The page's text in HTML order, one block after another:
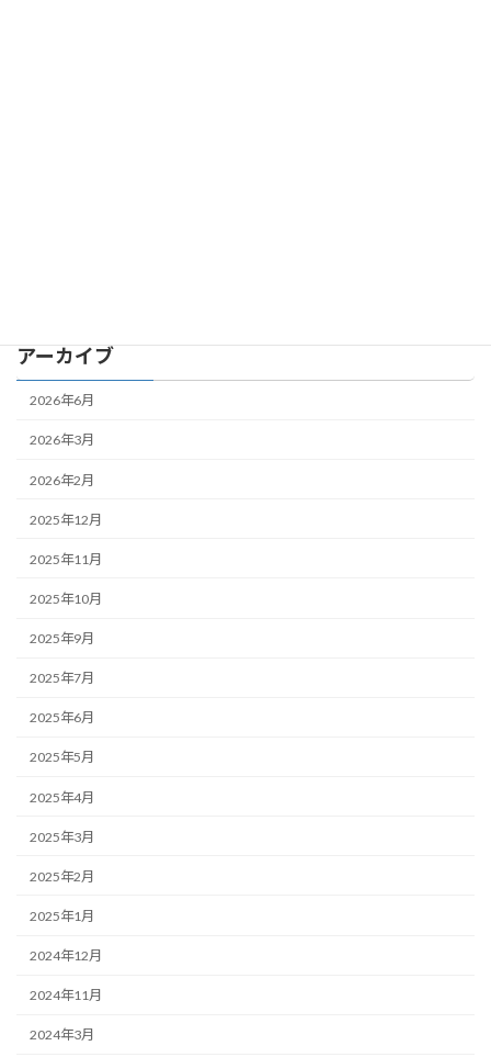
アーカイブ
2026年6月
2026年3月
2026年2月
2025年12月
2025年11月
2025年10月
2025年9月
2025年7月
2025年6月
2025年5月
2025年4月
2025年3月
2025年2月
2025年1月
2024年12月
2024年11月
2024年3月